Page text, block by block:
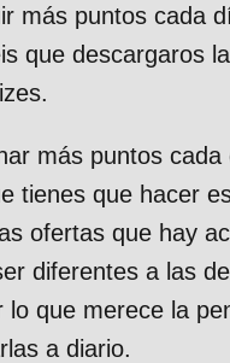
más puntos cada
que descargaros
más puntos cada
tienes que hacer
ofertas que hay
diferentes a las
lo que merece la
a diario.